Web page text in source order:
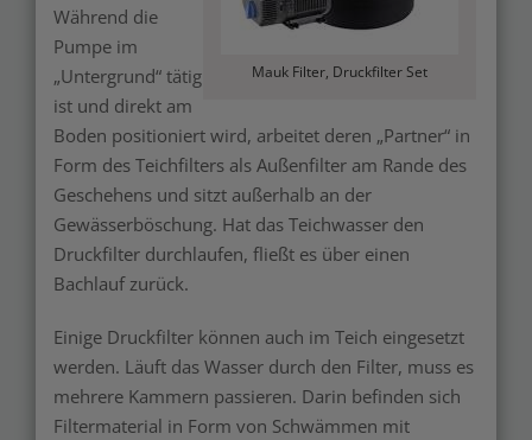
Mauk Filter, Druckfilter Set
Während die
Pumpe im
„Untergrund“ tätig
ist und direkt am
Boden positioniert wird, arbeitet deren „Partner“ in
Form des Teichfilters als Außenfilter am Rande des
Geschehens und sitzt außerhalb an der
Gewässerböschung. Hat das Teichwasser den
Druckfilter durchlaufen, fließt es über einen
Bachlauf zurück.
Einige Druckfilter können auch im Teich eingesetzt
werden. Läuft das Wasser durch den Filter, muss es
mehrere Kammern passieren. Darin befinden sich
Filtermaterial in Form von Schwämmen mit